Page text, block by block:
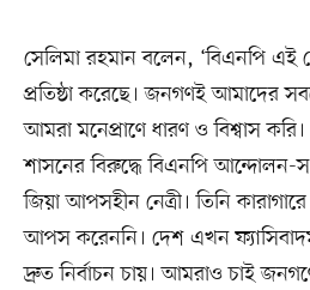
সেলিমা রহমান বলেন, ‘বিএনপি এই
প্রতিষ্ঠা করেছে। জনগণই আমাদের
আমরা মনেপ্রাণে ধারণ ও বিশ্বাস
শাসনের বিরুদ্ধে বিএনপি আন্দোলন-
জিয়া আপসহীন নেত্রী। তিনি
আপস করেননি। দেশ এখন
দ্রুত নির্বাচন চায়। আমরাও চাই